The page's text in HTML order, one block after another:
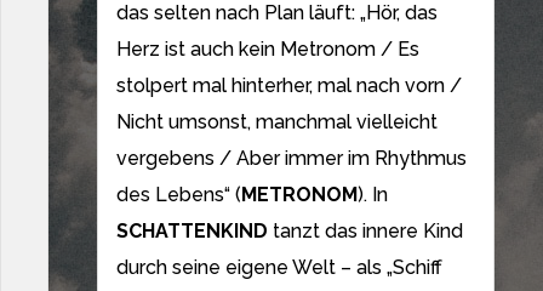
das selten nach Plan läuft: „Hör, das
Herz ist auch kein Metronom / Es
stolpert mal hinterher, mal nach vorn /
Nicht umsonst, manchmal vielleicht
vergebens / Aber immer im Rhythmus
des Lebens“ (METRONOM). In
SCHATTENKIND tanzt das innere Kind
durch seine eigene Welt – als „Schiff